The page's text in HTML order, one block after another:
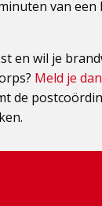
van een
en wil je
Meld je
de